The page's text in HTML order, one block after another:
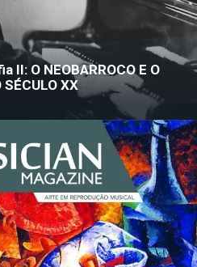
II: O NEOBARROCO E O
XX